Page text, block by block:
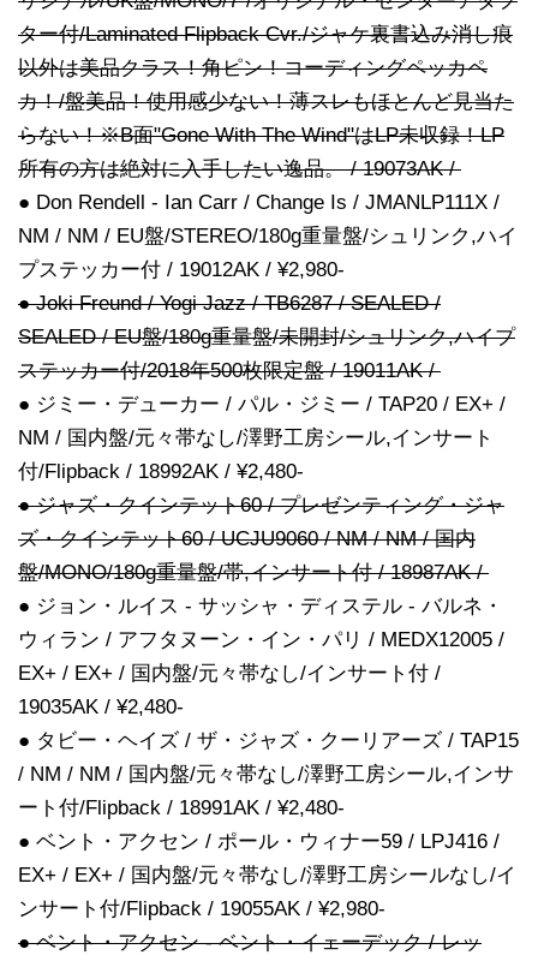
ター付/Laminated Flipback Cvr./ジャケ裏書込み消し痕
以外は美品クラス！角ピン！コーディングペッカペ
カ！/盤美品！使用感少ない！薄スレもほとんど見当た
らない！※B面"Gone With The Wind"はLP未収録！LP
所有の方は絶対に入手したい逸品。 / 19073AK /
● Don Rendell - Ian Carr / Change Is / JMANLP111X /
NM / NM / EU盤/STEREO/180g重量盤/シュリンク,ハイ
プステッカー付 / 19012AK / ¥2,980-
● Joki Freund / Yogi Jazz / TB6287 / SEALED /
SEALED / EU盤/180g重量盤/未開封/シュリンク,ハイプ
ステッカー付/2018年500枚限定盤 / 19011AK /
● ジミー・デューカー / パル・ジミー / TAP20 / EX+ /
NM / 国内盤/元々帯なし/澤野工房シール,インサート
付/Flipback / 18992AK / ¥2,480-
● ジャズ・クインテット60 / プレゼンティング・ジャ
ズ・クインテット60 / UCJU9060 / NM / NM / 国内
盤/MONO/180g重量盤/帯,インサート付 / 18987AK /
● ジョン・ルイス - サッシャ・ディステル - バルネ・
ウィラン / アフタヌーン・イン・パリ / MEDX12005 /
EX+ / EX+ / 国内盤/元々帯なし/インサート付 /
19035AK / ¥2,480-
● タビー・ヘイズ / ザ・ジャズ・クーリアーズ / TAP15
/ NM / NM / 国内盤/元々帯なし/澤野工房シール,インサ
ート付/Flipback / 18991AK / ¥2,480-
● ベント・アクセン / ポール・ウィナー59 / LPJ416 /
EX+ / EX+ / 国内盤/元々帯なし/澤野工房シールなし/イ
ンサート付/Flipback / 19055AK / ¥2,980-
● ベント・アクセン - ベント・イェーデック / レッ